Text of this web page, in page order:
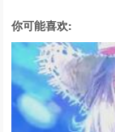
你可能喜欢: